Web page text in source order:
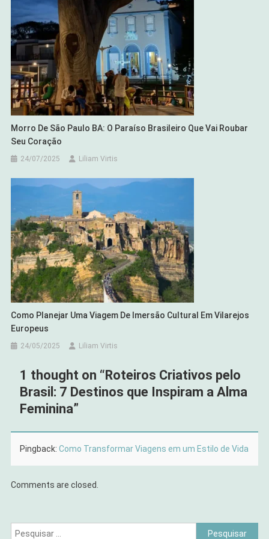
Morro De São Paulo BA: O Paraíso Brasileiro Que Vai Roubar
Seu Coração
24/07/2025 Liliam Virtis
Como Planejar Uma Viagem De Imersão Cultural Em Vilarejos
Europeus
24/05/2025 Liliam Virtis
1 thought on “ Roteiros Criativos pelo
Brasil: 7 Destinos que Inspiram a Alma
Feminina”
Pingback: Como Transformar Viagens em um Estilo de Vida
Comments are closed.
Pesquisar